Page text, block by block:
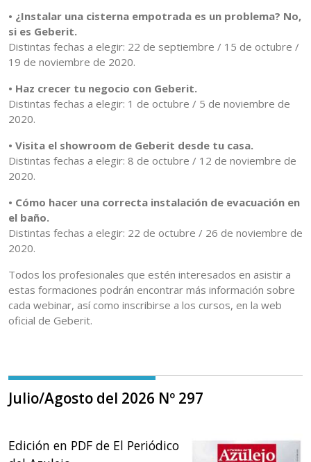
• ¿Instalar una cisterna empotrada es un problema? No,
si es Geberit.
Distintas fechas a elegir: 22 de septiembre / 15 de octubre /
19 de noviembre de 2020.
• Haz crecer tu negocio con Geberit.
Distintas fechas a elegir: 1 de octubre / 5 de noviembre de
2020.
• Visita el showroom de Geberit desde tu casa.
Distintas fechas a elegir: 8 de octubre / 12 de noviembre de
2020.
• Cómo hacer una correcta instalación de evacuación en
el baño.
Distintas fechas a elegir: 22 de octubre / 26 de noviembre de
2020.
Todos los profesionales que estén interesados en asistir a
estas formaciones podrán encontrar más información sobre
cada webinar, así como inscribirse a los cursos, en la web
oficial de Geberit.
Julio/Agosto del 2026 Nº 297
Edición en PDF de El Periódico